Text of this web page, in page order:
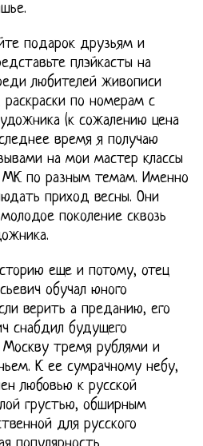
подарок друзьям и
плэйкасты на
любителей живописи
раскраски по номерам с
(к сожалению цена
время я получаю
на мои мастер классы
МК по разным темам. Именно
приход весны. Они
поколение сквозь
еще и потому, отец
обучал юного
верить а преданию, его
снабдил будущего
тремя рублями и
К ее сумрачному небу,
любовью к русской
грустью, обширным
для русского